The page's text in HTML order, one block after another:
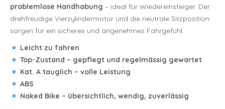
problemlose Handhabung – ideal für Wiedereinsteiger. Der
drehfreudige Vierzylindermotor und die neutrale Sitzposition
sorgen für ein sicheres und angenehmes Fahrgefühl.
Leicht zu fahren
Top-Zustand – gepflegt und regelmässig gewartet
Kat. A tauglich – volle Leistung
ABS
Naked Bike – übersichtlich, wendig, zuverlässig